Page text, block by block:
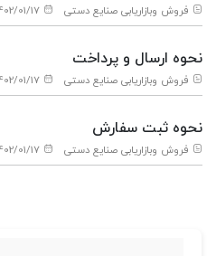
01/17 فروش وبازاریابی صنایع دستی
نحوه ارسال و پرداخت
01/17 فروش وبازاریابی صنایع دستی
نحوه ثبت سفارش
01/17 فروش وبازاریابی صنایع دستی